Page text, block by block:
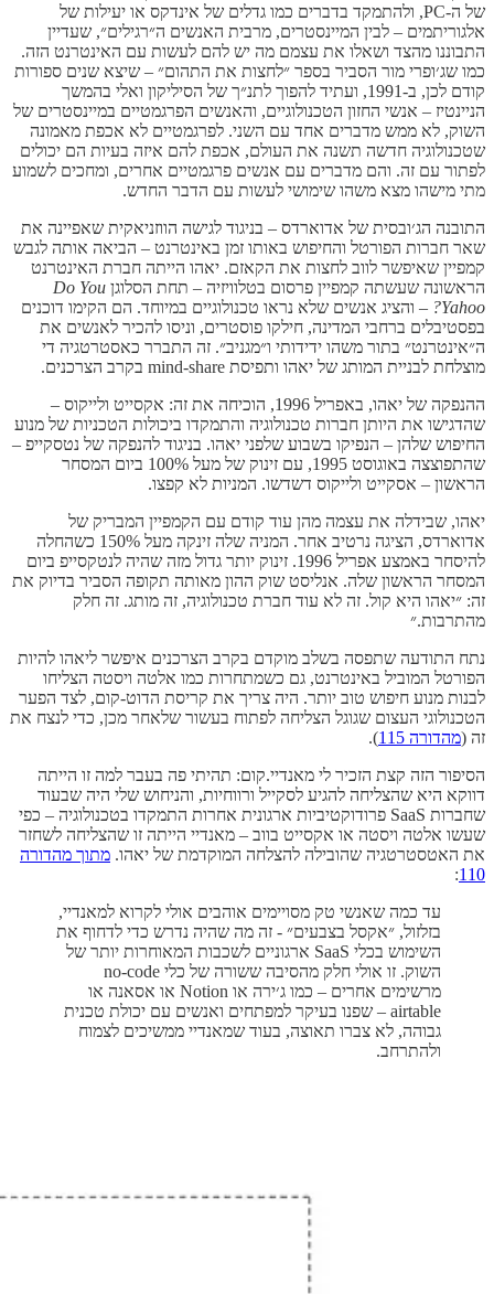
של ה-PC, ולהתמקד בדברים כמו גדלים של אינדקס או יעילות של
אלגוריתמים – לבין המיינסטרים, מרבית האנשים ה״רגילים״, שעדיין
התבוננו מהצד ושאלו את עצמם מה יש להם לעשות עם האינטרנט הזה.
כמו שג׳ופרי מור הסביר בספר ״לחצות את התהום״ – שיצא שנים ספורות
קודם לכן, ב-1991, ועתיד להפוך לתנ״ך של הסיליקון ואלי בהמשך
הניינטיז – אנשי החזון הטכנולוגיים, והאנשים הפרגמטיים במיינסטרים של
השוק, לא ממש מדברים אחד עם השני. לפרגמטיים לא אכפת מאמונה
שטכנולוגיה חדשה תשנה את העולם, אכפת להם איזה בעיות הם יכולים
לפתור עם זה. והם מדברים עם אנשים פרגמטיים אחרים, ומחכים לשמוע
מתי מישהו מצא משהו שימושי לעשות עם הדבר החדש.
התובנה הג׳ובסית של אדוארדס – בניגוד לגישה הווזניאקית שאפיינה את
שאר חברות הפורטל והחיפוש באותו זמן באינטרנט – הביאה אותה לגבש
קמפיין שאיפשר לווב לחצות את הקאזם. יאהו הייתה חברת האינטרנט
הראשונה שעשתה קמפיין פרסום בטלוויזיה – תחת הסלוגן Do You
Yahoo?
– והציג אנשים שלא נראו טכנולוגיים במיוחד. הם הקימו דוכנים
בפסטיבלים ברחבי המדינה, חילקו פוסטרים, וניסו להכיר לאנשים את
ה״אינטרנט״ בתור משהו ידידותי ו״מגניב״. זה התברר כאסטרטגיה די
מוצלחת לבניית המותג של יאהו ותפיסת mind-share בקרב הצרכנים.
ההנפקה של יאהו, באפריל 1996, הוכיחה את זה: אקסייט ולייקוס –
שהדגישו את היותן חברות טכנולוגיה והתמקדו ביכולות הטכניות של מנוע
החיפוש שלהן – הנפיקו בשבוע שלפני יאהו. בניגוד להנפקה של נטסקייפ –
שהתפוצצה באוגוסט 1995, עם זינוק של מעל 100% ביום המסחר
הראשון – אסקייט ולייקוס דשדשו. המניות לא קפצו.
יאהו, שבידלה את עצמה מהן עוד קודם עם הקמפיין המבריק של
אדוארדס, הציגה נרטיב אחר. המניה שלה זינקה מעל 150% כשהחלה
להיסחר באמצע אפריל 1996. זינוק יותר גדול מזה שהיה לנטקסייפ ביום
המסחר הראשון שלה. אנליסט שוק ההון מאותה תקופה הסביר בדיוק את
זה: ״יאהו היא קול. זה לא עוד חברת טכנולוגיה, זה מותג. זה חלק
מהתרבות.״
נתח התודעה שתפסה בשלב מוקדם בקרב הצרכנים איפשר ליאהו להיות
הפורטל המוביל באינטרנט, גם כשמתחרות כמו אלטה ויסטה הצליחו
לבנות מנוע חיפוש טוב יותר. היה צריך את קריסת הדוט-קום, לצד הפער
הטכנולוגי העצום שגוגל הצליחה לפתוח בעשור שלאחר מכן, כדי לנצח את
זה (מהדורה 115
).
הסיפור הזה קצת הזכיר לי מאנדיי.קום: תהיתי פה בעבר למה זו הייתה
דווקא היא שהצליחה להגיע לסקייל ורווחיות, והניחוש שלי היה שבעוד
שחברות SaaS פרודוקטיביות ארגונית אחרות התמקדו בטכנולוגיה – כפי
שעשו אלטה ויסטה או אקסייט בווב – מאנדיי הייתה זו שהצליחה לשחזר
את האטסטרטגיה שהובילה להצלחה המוקדמת של יאהו. מתוך מהדורה
110
:
עד כמה שאנשי טק מסויימים אוהבים אולי לקרוא למאנדיי,
בזלזול, ״אקסל בצבעים״ - זה מה שהיה נדרש כדי לדחוף את
השימוש בכלי SaaS ארגוניים לשכבות המאוחרות יותר של
השוק. זו אולי חלק מהסיבה ששורה של כלי no-code
מרשימים אחרים – כמו ג׳ירה או Notion או אסאנה או
airtable – שפנו בעיקר למפתחים ואנשים עם יכולת טכנית
גבוהה, לא צברו תאוצה, בעוד שמאנדיי ממשיכים לצמוח
ולהתרחב.